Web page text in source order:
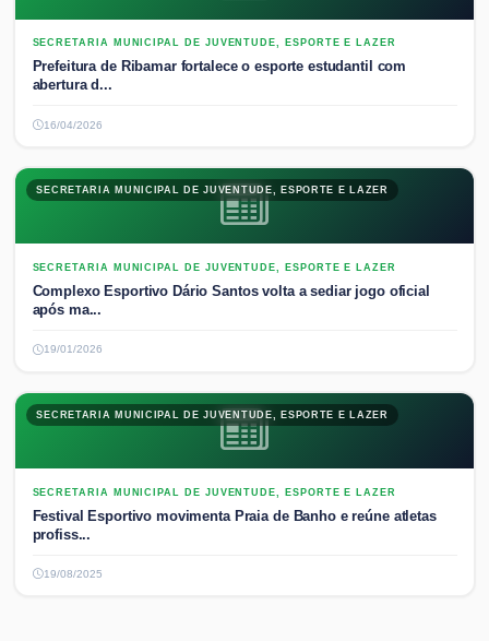
SECRETARIA MUNICIPAL DE JUVENTUDE, ESPORTE E LAZER
Prefeitura de Ribamar fortalece o esporte estudantil com
abertura d...
16/04/2026
SECRETARIA MUNICIPAL DE JUVENTUDE, ESPORTE E LAZER
SECRETARIA MUNICIPAL DE JUVENTUDE, ESPORTE E LAZER
Complexo Esportivo Dário Santos volta a sediar jogo oficial
após ma...
19/01/2026
SECRETARIA MUNICIPAL DE JUVENTUDE, ESPORTE E LAZER
SECRETARIA MUNICIPAL DE JUVENTUDE, ESPORTE E LAZER
Festival Esportivo movimenta Praia de Banho e reúne atletas
profiss...
19/08/2025